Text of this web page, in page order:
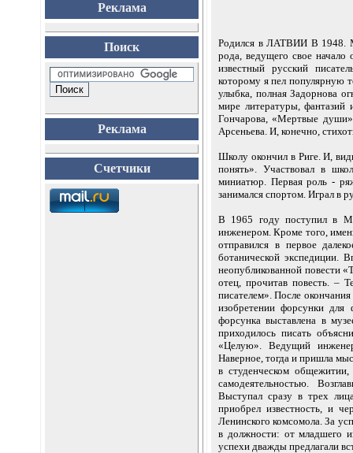
Реклама
Поиск
Реклама
Счетчики
Родился в ЛАТВИИ В 1948.
рода, ведущего свое начало
известный русский
которому я пел популярную
улыбка, полная Задорнова
мире литературы, фантазий
Гончарова, «Мертвые
Арсеньева. И, конечно,
Школу окончил в Риге. И,
понять». Участвовал в
миниатюр. Первая роль -
занимался спортом. Играл в
В 1965 году поступил в
инженером. Кроме того,
отправился в первое
ботанической экспедиции.
неопубликованной повести
отец, прочитав повесть. –
писателем». После
изобретении форсунки для
форсунка выставлена в
приходилось писать
«Целую». Ведущий
Наверное, тогда и пришла
в студенческом
самодеятельностью.
Выступал сразу в трех
приобрел известность, и
Ленинского комсомола. За
в должности: от младшего
успехи дважды предлагали